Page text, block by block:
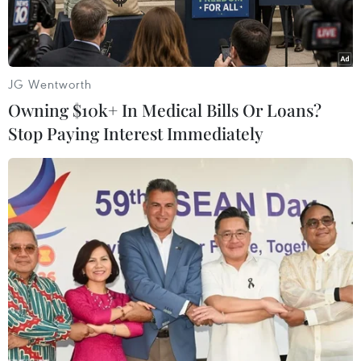
Nhiều chương trình mới sẽ lên sóng từ tháng Bảy. (Ảnh minh
họa: VTV7)
Từ tháng Bảy, nhiều chương trình mới sẽ đến
với khán giả cả nước trên kênh truyền hình
giáo dục quốc gia VTV7:
“Cùng nhún nhảy,” “1 2
JG Wentworth
Owning $10k+ In Medical Bills Or Loans?
Stop Paying Interest Immediately